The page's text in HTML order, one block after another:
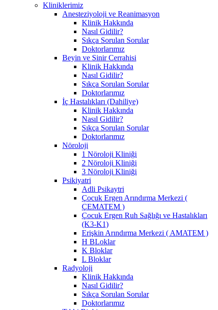
Kliniklerimiz
Anesteziyoloji ve Reanimasyon
Klinik Hakkında
Nasıl Gidilir?
Sıkça Sorulan Sorular
Doktorlarımız
Beyin ve Sinir Cerrahisi
Klinik Hakkında
Nasıl Gidilir?
Sıkça Sorulan Sorular
Doktorlarımız
İç Hastalıkları (Dahiliye)
Klinik Hakkında
Nasıl Gidilir?
Sıkça Sorulan Sorular
Doktorlarımız
Nöroloji
1 Nöroloji Kliniği
2 Nöroloji Kliniği
3 Nöroloji Kliniği
Psikiyatri
Adli Psikaytri
Çocuk Ergen Arındırma Merkezi (
ÇEMATEM )
Çocuk Ergen Ruh Sağlığı ve Hastalıkları
(K3-K1)
Erişkin Arındırma Merkezi ( AMATEM )
H BLoklar
K Bloklar
L Bloklar
Radyoloji
Klinik Hakkında
Nasıl Gidilir?
Sıkça Sorulan Sorular
Doktorlarımız